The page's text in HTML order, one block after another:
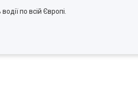
по всій Європі.